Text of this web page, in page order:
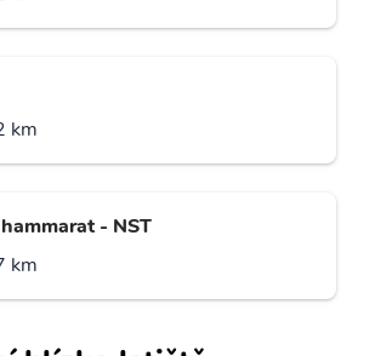
km
- NST
km